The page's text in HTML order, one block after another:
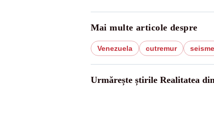
Mai multe articole despre
Venezuela cutremur seisme
Urmărește știrile Realitatea